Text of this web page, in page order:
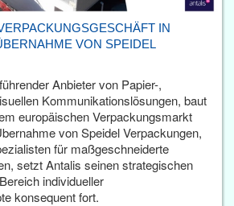
IN
VON SPEIDEL
Anbieter von Papier-,
Kommunikationslösungen, baut
europäischen Verpackungsmarkt
von Speidel Verpackungen,
für maßgeschneiderte
setzt Antalis seinen strategischen
individueller
konsequent fort.